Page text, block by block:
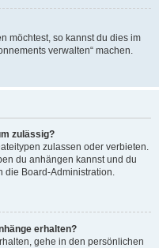
möchtest, so kannst du dies im
verwalten“ machen.
zulässig?
zulassen oder verbieten.
du anhängen kannst und du
die Board-Administration.
erhalten?
gehe in den persönlichen